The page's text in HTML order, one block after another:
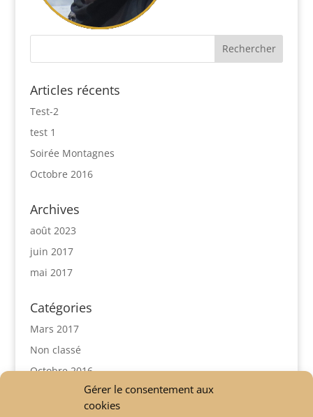
Gérer le consentement aux
cookies
Articles récents
Test-2
test 1
Soirée Montagnes
Octobre 2016
Archives
août 2023
juin 2017
mai 2017
Catégories
Mars 2017
Non classé
Octobre 2016